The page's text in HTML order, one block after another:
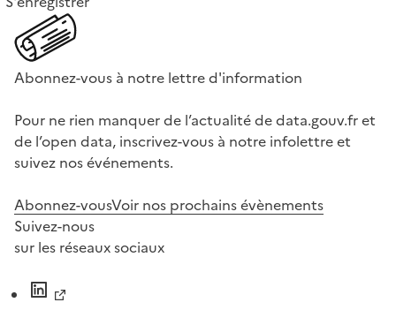
Abonnez-vous à notre lettre d'information
Pour ne rien manquer de l’actualité de data.gouv.fr et
de l’open data, inscrivez-vous à notre infolettre et
suivez nos événements.
Abonnez-vousVoir nos prochains évènements
Suivez-nous
sur les réseaux sociaux